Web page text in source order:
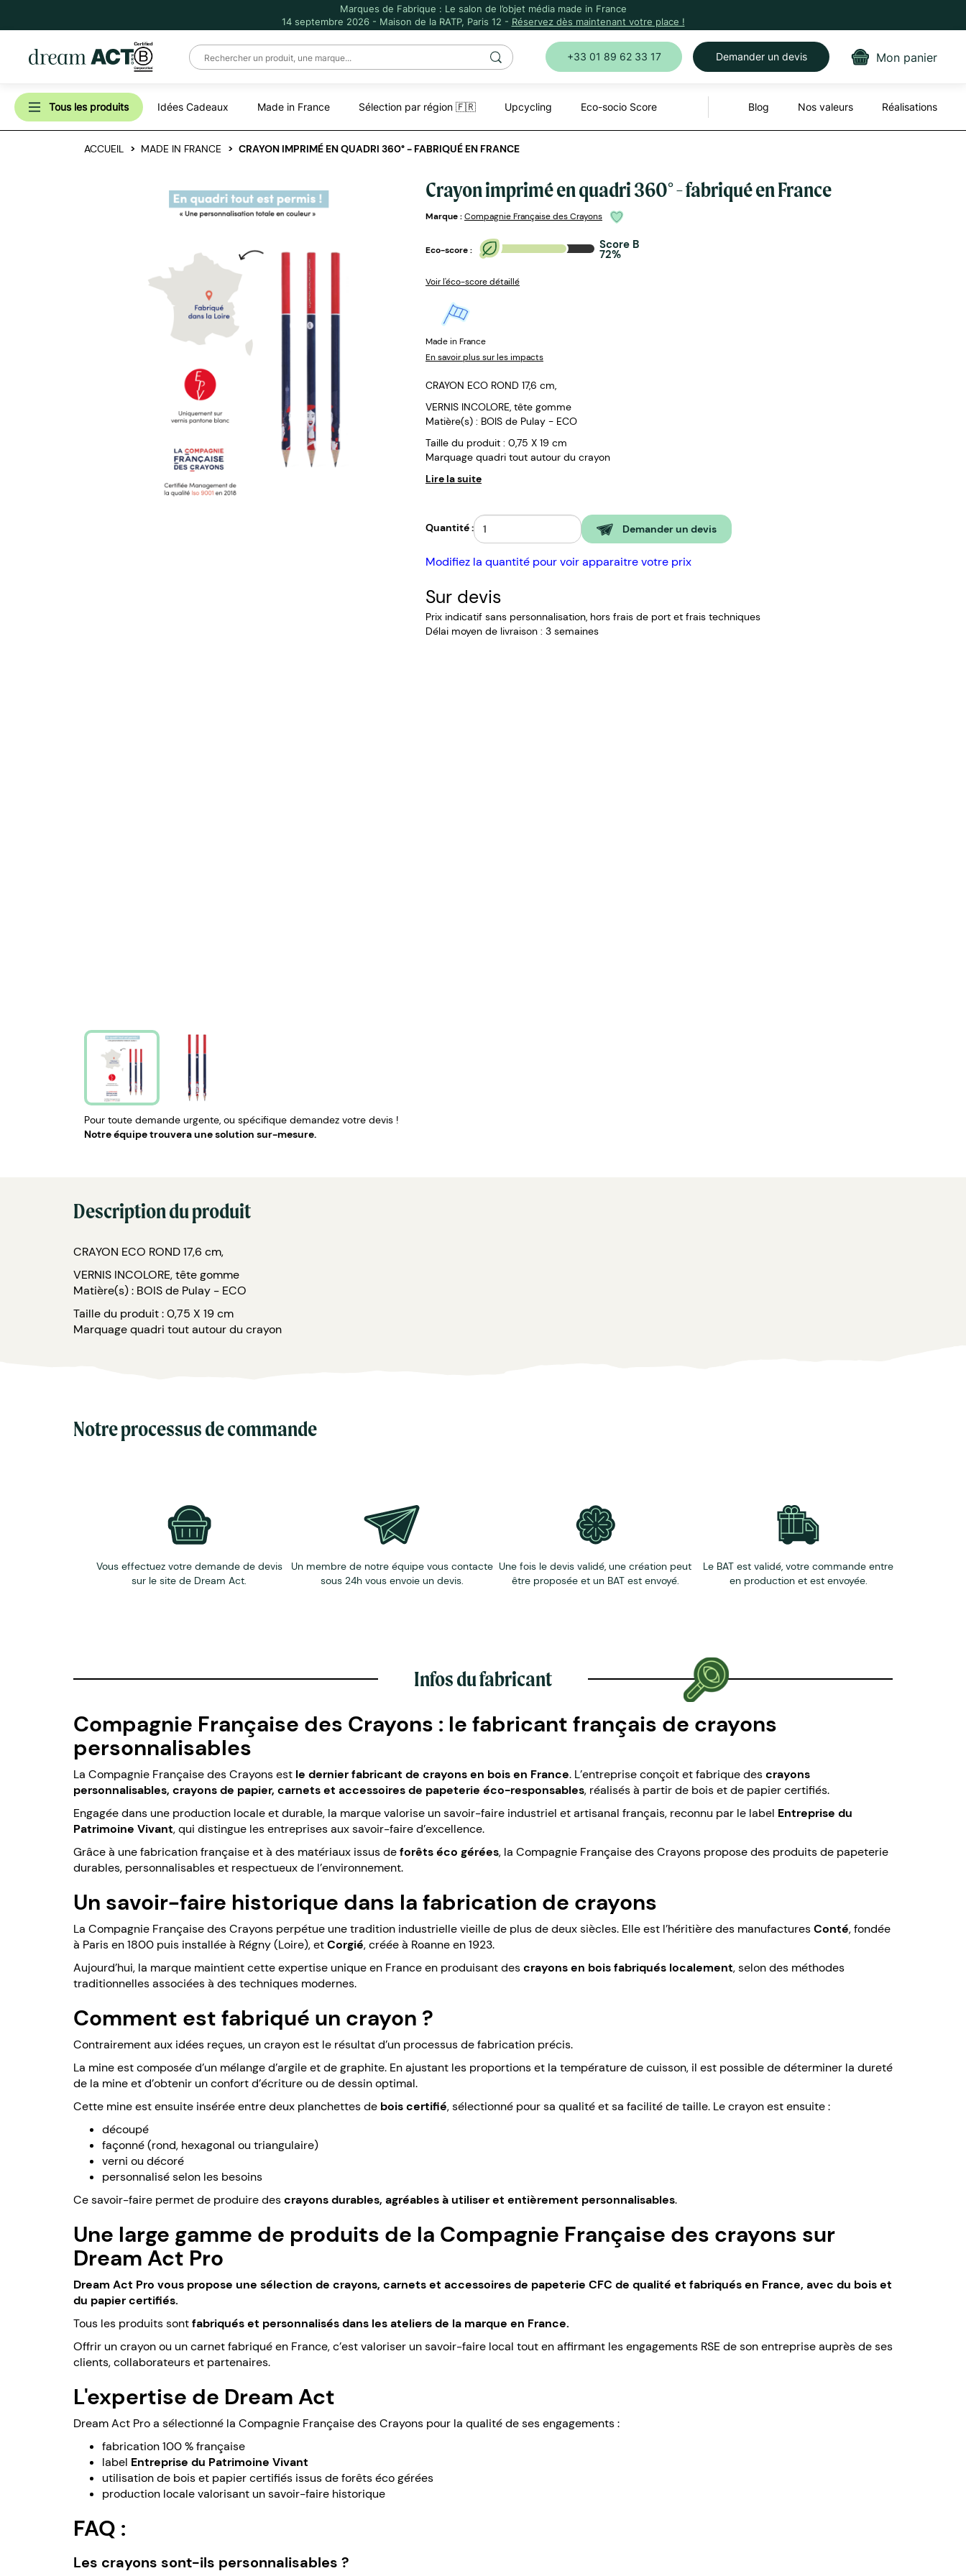
Marques de Fabrique : Le salon de l’objet média made in France
14 septembre 2026 - Maison de la RATP, Paris 12 - Réservez dès maintenant votre place !
+33 01 89 62 33 17 Demander un devis Mon panier
Tous les produits Idées Cadeaux Made in France Sélection par région 🇫🇷 Upcycling Eco-socio Score Blog Nos valeurs Réalisations
ACCUEIL MADE IN FRANCE CRAYON IMPRIMÉ EN QUADRI 360° - FABRIQUÉ EN FRANCE
Pour toute demande urgente, ou spécifique demandez votre devis !
Notre équipe trouvera une solution sur-mesure.
Crayon imprimé en quadri 360° - fabriqué en France
Marque :Compagnie Française des Crayons
Eco-score : Score B
72%
Voir l'éco-score détaillé
Made in France
En savoir plus sur les impacts
CRAYON ECO ROND 17,6 cm,
VERNIS INCOLORE, tête gomme
Matière(s) : BOIS de Pulay - ECO
Taille du produit : 0,75 X 19 cm
Marquage quadri tout autour du crayon
Lire la suite
Quantité : Demander un devis
Modifiez la quantité pour voir apparaitre votre prix
Sur devis
Prix indicatif sans personnalisation, hors frais de port et frais techniques
Délai moyen de livraison : 3 semaines
Description du produit
CRAYON ECO ROND 17,6 cm,
VERNIS INCOLORE, tête gomme
Matière(s) : BOIS de Pulay - ECO
Taille du produit : 0,75 X 19 cm
Marquage quadri tout autour du crayon
Notre processus de commande
Vous effectuez votre demande de devis
sur le site de Dream Act.
Un membre de notre équipe vous contacte
sous 24h vous envoie un devis.
Une fois le devis validé, une création peut
être proposée et un BAT est envoyé.
Le BAT est validé, votre commande entre
en production et est envoyée.
Infos du fabricant
Compagnie Française des Crayons : le fabricant français de crayons
personnalisables
La Compagnie Française des Crayons est le dernier fabricant de crayons en bois en France. L’entreprise conçoit et fabrique descrayons
personnalisables, crayons de papier, carnets et accessoires de papeterie éco-responsables, réalisés à partir de bois et de papier certifiés.
Engagée dans une production locale et durable, la marque valorise un savoir-faire industriel et artisanal français, reconnu par le label Entreprise du
Patrimoine Vivant, qui distingue les entreprises aux savoir-faire d’excellence.
Grâce à une fabrication française et à des matériaux issus deforêts éco gérées, la Compagnie Française des Crayons propose des produits de papeterie
durables, personnalisables et respectueux de l’environnement.
Un savoir-faire historique dans la fabrication de crayons
La Compagnie Française des Crayons perpétue une tradition industrielle vieille de plus de deux siècles. Elle est l’héritière des manufacturesConté, fondée
à Paris en 1800 puis installée à Régny (Loire), etCorgié, créée à Roanne en 1923.
Aujourd’hui, la marque maintient cette expertise unique en France en produisant descrayons en bois fabriqués localement, selon des méthodes
traditionnelles associées à des techniques modernes.
Comment est fabriqué un crayon ?
Contrairement aux idées reçues, un crayon est le résultat d’un processus de fabrication précis.
La mine est composée d’un mélange d’argile et de graphite. En ajustant les proportions et la température de cuisson, il est possible de déterminer la dureté
de la mine et d’obtenir un confort d’écriture ou de dessin optimal.
Cette mine est ensuite insérée entre deux planchettes de bois certifié, sélectionné pour sa qualité et sa facilité de taille. Le crayon est ensuite :
découpé
façonné (rond, hexagonal ou triangulaire)
verni ou décoré
personnalisé selon les besoins
Ce savoir-faire permet de produire descrayons durables, agréables à utiliser et entièrement personnalisables.
Une large gamme de produits de la Compagnie Française des crayons sur
Dream Act Pro
Dream Act Pro vous propose une sélection de crayons, carnets et accessoires de papeterie CFC de qualité et fabriqués en France, avec du bois et
du papier certifiés.
Tous les produits sontfabriqués et personnalisés dans les ateliers de la marque en France.
Offrir un crayon ou un carnet fabriqué en France, c’est valoriser un savoir-faire local tout en affirmant les engagements RSE de son entreprise auprès de ses
clients, collaborateurs et partenaires.
L'expertise de Dream Act
Dream Act Pro a sélectionné la Compagnie Française des Crayons pour la qualité de ses engagements :
fabrication 100 % française
label Entreprise du Patrimoine Vivant
utilisation de bois et papier certifiés issus de forêts éco gérées
production locale valorisant un savoir-faire historique
FAQ :
Les crayons sont-ils personnalisables ?